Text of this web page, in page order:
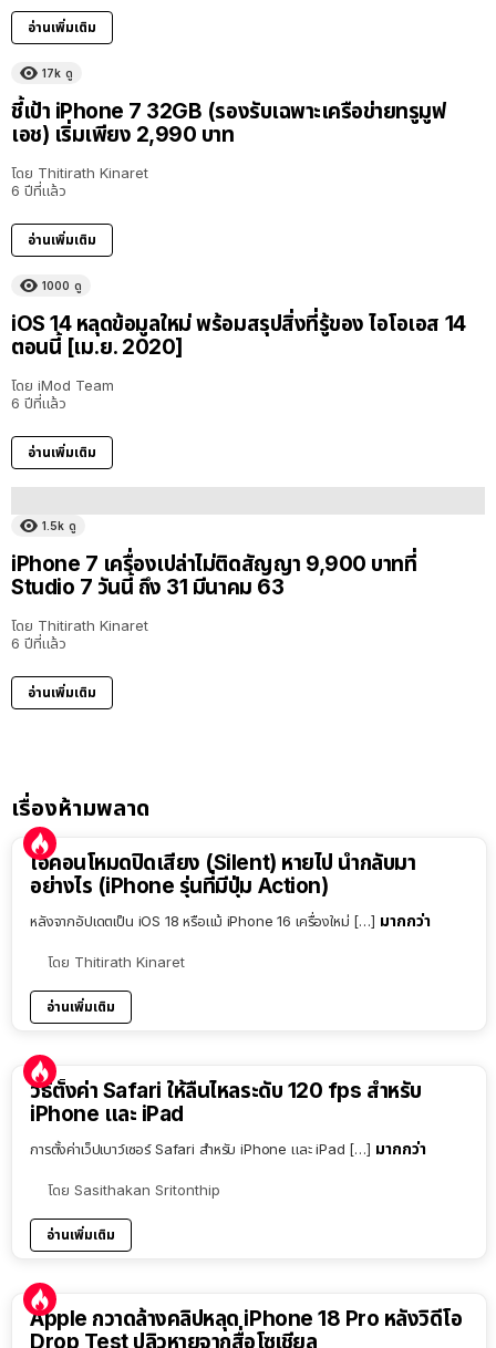
อ่านเพิ่มเติม
17k ดู
ชี้เป้า iPhone 7 32GB (รองรับเฉพาะเครือข่ายทรูมูฟ
เอช) เริ่มเพียง 2,990 บาท
โดย Thitirath Kinaret
6 ปีที่แล้ว
อ่านเพิ่มเติม
1000 ดู
iOS 14 หลุดข้อมูลใหม่ พร้อมสรุปสิ่งที่รู้ของ ไอโอเอส 14
ตอนนี้ [เม.ย. 2020]
โดย iMod Team
6 ปีที่แล้ว
อ่านเพิ่มเติม
1.5k ดู
iPhone 7 เครื่องเปล่าไม่ติดสัญญา 9,900 บาทที่
Studio 7 วันนี้ ถึง 31 มีนาคม 63
โดย Thitirath Kinaret
6 ปีที่แล้ว
อ่านเพิ่มเติม
เรื่องห้ามพลาด
ไอคอนโหมดปิดเสียง (Silent) หายไป นำกลับมา
อย่างไร (iPhone รุ่นที่มีปุ่ม Action)
หลังจากอัปเดตเป็น iOS 18 หรือแม้ iPhone 16 เครื่องใหม่ […] มากกว่า
โดย Thitirath Kinaret
อ่านเพิ่มเติม
วิธีตั้งค่า Safari ให้ลื่นไหลระดับ 120 fps สำหรับ
iPhone และ iPad
การตั้งค่าเว็ปเบาว์เซอร์ Safari สำหรับ iPhone และ iPad […] มากกว่า
โดย Sasithakan Sritonthip
อ่านเพิ่มเติม
Apple กวาดล้างคลิปหลุด iPhone 18 Pro หลังวิดีโอ
Drop Test ปลิวหายจากสื่อโซเชียล